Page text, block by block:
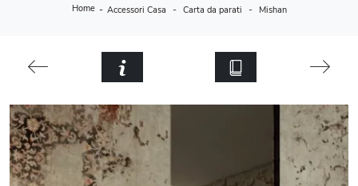
Home - Accessori Casa - Carta da parati - Mishan